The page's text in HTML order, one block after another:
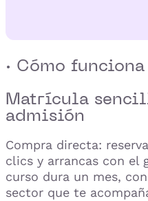
· Cómo funciona
Matrícula
admisión
Compra directa:
clics y arrancas con el
curso dura un mes,
sector que te